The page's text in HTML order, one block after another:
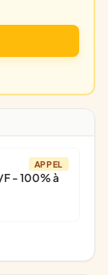
APPEL
- 100% à